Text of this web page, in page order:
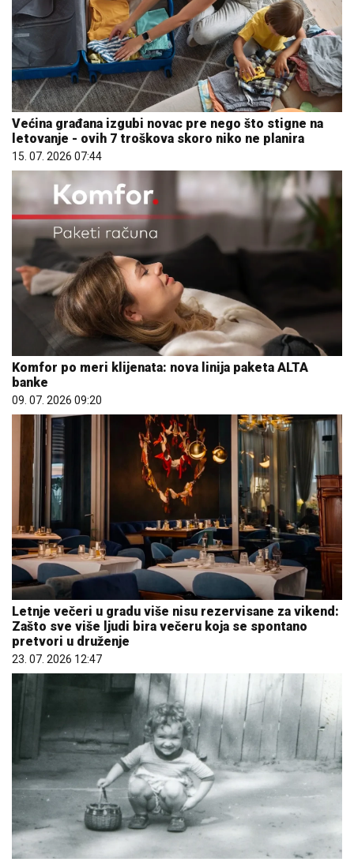
Većina građana izgubi novac pre nego što stigne na
letovanje - ovih 7 troškova skoro niko ne planira
15. 07. 2026 07:44
Komfor po meri klijenata: nova linija paketa ALTA
banke
09. 07. 2026 09:20
Letnje večeri u gradu više nisu rezervisane za vikend:
Zašto sve više ljudi bira večeru koja se spontano
pretvori u druženje
23. 07. 2026 12:47